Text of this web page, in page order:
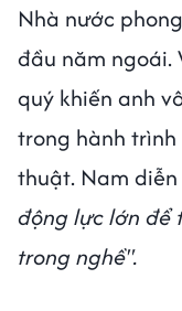
Nhà nước
đầu năm ngoái.
quý khiến anh
trong hành
thuật. Nam
động lực lớn để
trong nghề".